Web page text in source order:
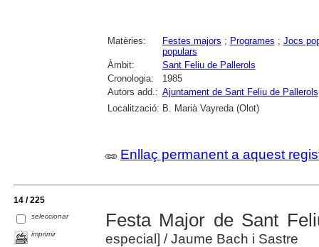
Matèries: Festes majors ; Programes ; Jocs
populars
Àmbit:
Sant Feliu de Pallerols
Cronologia:
1985
Autors add.: Ajuntament de Sant Feliu de Pallerols
Localització: B. Marià Vayreda (Olot)
Enllaç permanent a aquest
14 / 225
seleccionar
imprimir
Festa Major de Sant
especial] / Jaume Bach i Sastre